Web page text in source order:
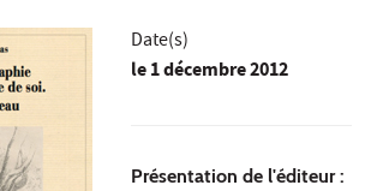
Date(s)
le1 décembre 2012
Présentation de l'éditeur :